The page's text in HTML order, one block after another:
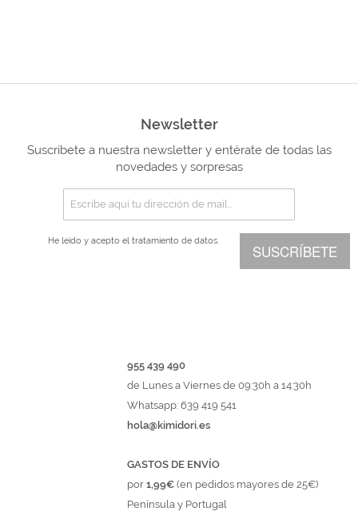
Newsletter
Suscríbete a nuestra newsletter y entérate de todas las
novedades y sorpresas
SUSCRÍBETE
He leído y acepto el tratamiento de datos.
955 439 490
de Lunes a Viernes de 09:30h a 14:30h
Whatsapp: 639 419 541
hola@kimidori.es
GASTOS DE ENVÍO
por1,99€(en pedidos mayores de 25€)
Península y Portugal